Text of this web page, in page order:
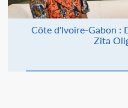
Côte d'Ivoire-Gabon :
Zita